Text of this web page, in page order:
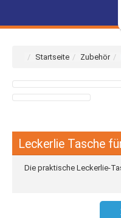
Startseite Zubehör
Leckerlie Tasche
Die praktische Leckerlie-